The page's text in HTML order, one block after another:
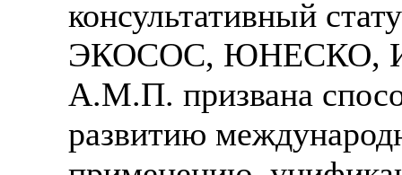
консультативный
ЭКОСОС, ЮНЕСКО,
А.М.П. призвана
развитию